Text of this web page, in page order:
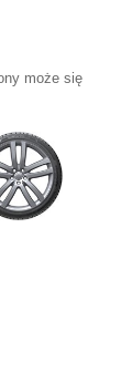
może się